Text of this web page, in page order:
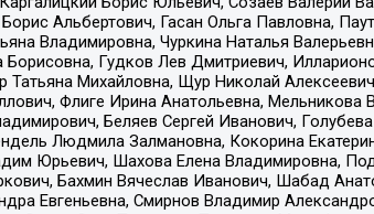
Альбертович, Гасан Ольга Павловна,
Владимировна, Чуркина Наталья
Борисовна, Гудков Лев Дмитриевич,
Татьяна Михайловна, Щур Николай
Флиге Ирина Анатольевна, Мельникова
Беляев Сергей Иванович,
Людмила Залмановна, Кокорина
Юрьевич, Шахова Елена Владимировна,
Бахмин Вячеслав Иванович, Шабад
Евгеньевна, Смирнов Владимир